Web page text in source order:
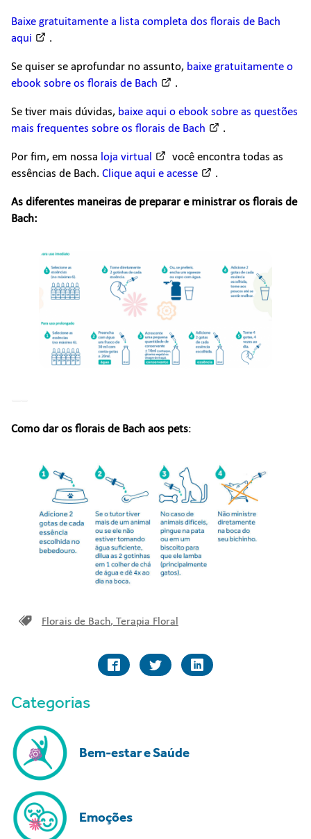
Baixe gratuitamente a lista completa dos florais de Bach
aqui
.
Se quiser se aprofundar no assunto, baixe gratuitamente o
ebook sobre os florais de Bach
.
Se tiver mais dúvidas, baixe aqui o ebook sobre as questões
mais frequentes sobre os florais de Bach
.
Por fim, em nossa loja virtual
você encontra todas as
essências de Bach. Clique aqui e acesse .
As diferentes maneiras de preparar e ministrar os florais de
Bach:
Como dar os florais de Bach aos pets:
Florais de Bach, Terapia Floral
Categorias
Bem-estar e Saúde
Emoções